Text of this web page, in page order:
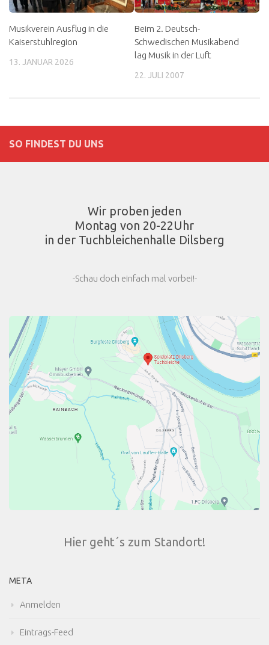
Musikverein Ausflug in die
Kaiserstuhlregion
13. JANUAR 2026
Beim 2. Deutsch-
Schwedischen Musikabend
lag Musik in der Luft
22. JULI 2007
SO FINDEST DU UNS
Wir proben jeden
Montag von 20-22Uhr
in der Tuchbleichenhalle Dilsberg
-Schau doch einfach mal vorbei!-
Hier geht´s zum Standort!
META
Anmelden
Eintrags-Feed